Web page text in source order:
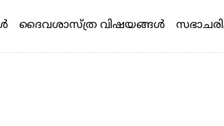
ദൈവശാസ്ത്ര വിഷയങ്ങള്‍